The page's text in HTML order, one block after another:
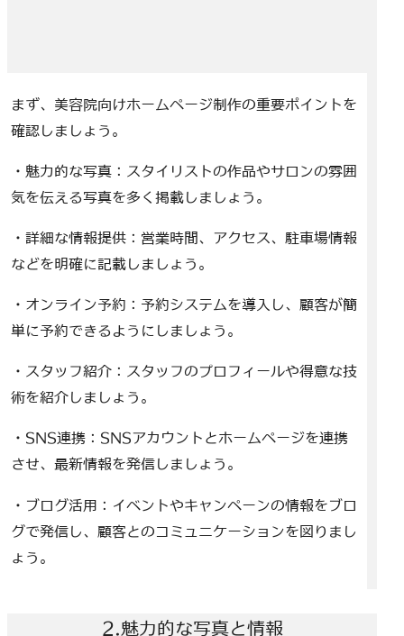
まず、美容院向けホームページ制作の重要ポイントを
確認しましょう。
・魅力的な写真：スタイリストの作品やサロンの雰囲
気を伝える写真を多く掲載しましょう。
・詳細な情報提供：営業時間、アクセス、駐車場情報
などを明確に記載しましょう。
・オンライン予約：予約システムを導入し、顧客が簡
単に予約できるようにしましょう。
・スタッフ紹介：スタッフのプロフィールや得意な技
術を紹介しましょう。
・SNS連携：SNSアカウントとホームページを連携
させ、最新情報を発信しましょう。
・ブログ活用：イベントやキャンペーンの情報をブロ
グで発信し、顧客とのコミュニケーションを図りまし
ょう。
2.魅力的な写真と情報